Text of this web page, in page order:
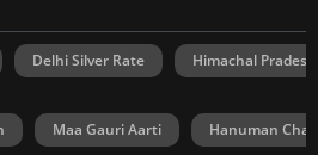
Delhi Silver Rate Himachal
Maa Gauri Aarti Hanuman